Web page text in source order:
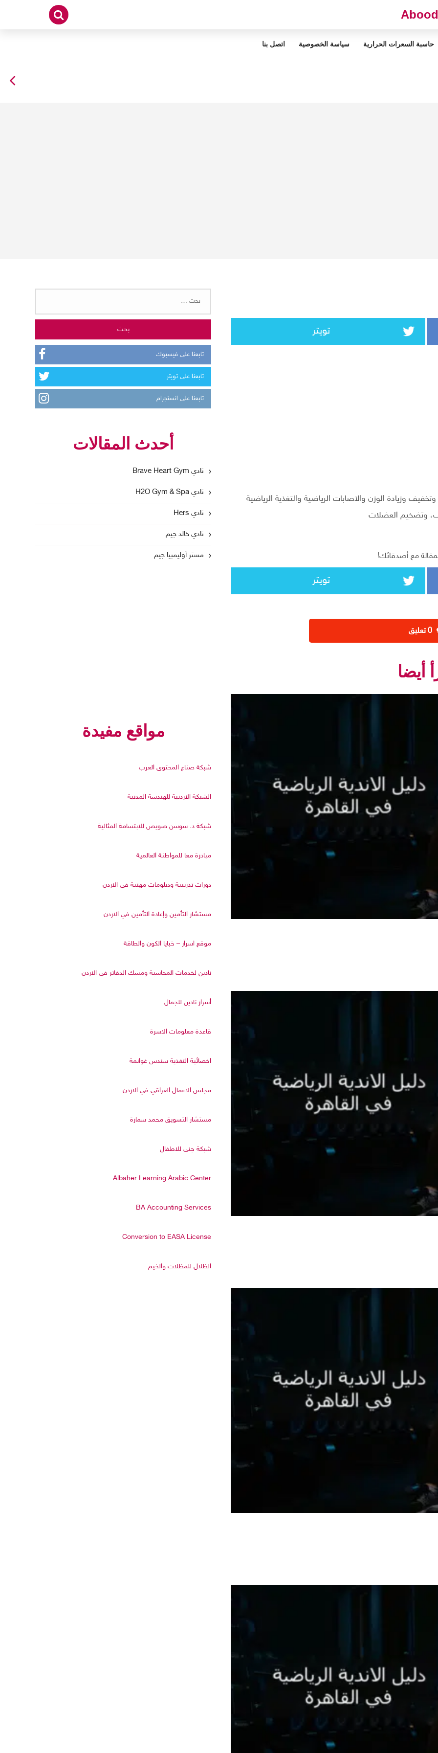
حاسبة السعرات الحرارية سياسة الخصوصية اتصل بنا
تويتر
وزيادة الوزن والاصابات الرياضية والتغذية الرياضية
وتضخيم العضلات
مع أصدقائك!
تويتر
‫0 تعليق
أيضا
تابعنا على فيسبوك
تابعنا على تويتر
تابعنا على انستجرام
أحدث المقالات
نادي Brave Heart Gym
نادي H2O Gym & Spa
نادي Hers
نادي خالد جيم
مستر أوليمبيا جيم
مواقع مفيدة
شبكة صناع المحتوى العرب
الشبكة الاردنية للهندسة المدنية
شبكة د. سوسن صويص للابتسامة المثالية
مبادرة معا للمواطنة العالمية
دورات تدريبية ودبلومات مهنية في الاردن
مستشار التأمين وإعادة التأمين في الاردن
موقع اسرار – خبايا الكون والطاقة
نادين لخدمات المحاسبة ومسك الدفاتر في الاردن
أسرار نادين للجمال
قاعدة معلومات الاسرة
اخصائية التغذية سندس غوانمة
مجلس الاعمال العراقي في الاردن
مستشار التسويق محمد سمارة
شبكة جنى للاطفال
Albaher Learning Arabic Center
BA Accounting Services
Conversion to EASA License
الظلال للمظلات والخيم